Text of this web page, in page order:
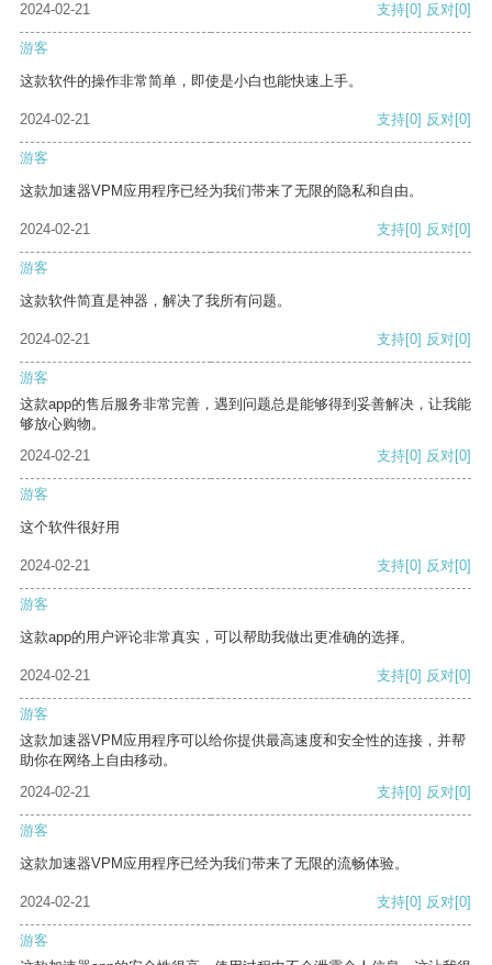
2024-02-21
支持[0] 反对[0]
游客
这款软件的操作非常简单，即使是小白也能快速上手。
2024-02-21 支持[0] 反对[0]
游客
这款加速器VPM应用程序已经为我们带来了无限的隐私和自由。
2024-02-21 支持[0] 反对[0]
游客
这款软件简直是神器，解决了我所有问题。
2024-02-21 支持[0] 反对[0]
游客
这款app的售后服务非常完善，遇到问题总是能够得到妥善解决，让我能
够放心购物。
2024-02-21
支持[0] 反对[0]
游客
这个软件很好用
2024-02-21 支持[0] 反对[0]
游客
这款app的用户评论非常真实，可以帮助我做出更准确的选择。
2024-02-21 支持[0] 反对[0]
游客
这款加速器VPM应用程序可以给你提供最高速度和安全性的连接，并帮
助你在网络上自由移动。
2024-02-21
支持[0] 反对[0]
游客
这款加速器VPM应用程序已经为我们带来了无限的流畅体验。
2024-02-21 支持[0] 反对[0]
游客